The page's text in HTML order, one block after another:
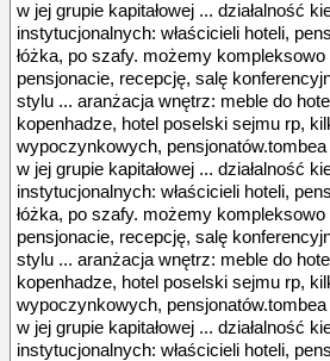
w jej grupie kapitałowej ... działalność
instytucjonalnych: właścicieli hoteli,
łóżka, po szafy. możemy
pensjonacie, recepcję, salę
stylu ... aranżacja wnętrz: meble do
kopenhadze, hotel poselski sejmu rp,
wypoczynkowych,
w jej grupie kapitałowej ... działalność
instytucjonalnych: właścicieli hoteli,
łóżka, po szafy. możemy
pensjonacie, recepcję, salę
stylu ... aranżacja wnętrz: meble do
kopenhadze, hotel poselski sejmu rp,
wypoczynkowych,
w jej grupie kapitałowej ... działalność
instytucjonalnych: właścicieli hoteli,